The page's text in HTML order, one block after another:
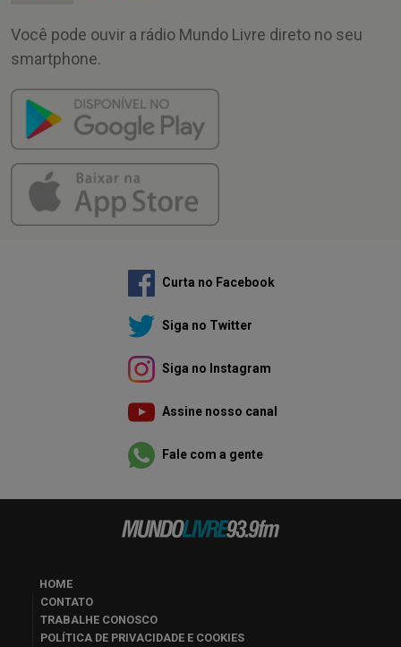
Você pode ouvir a rádio Mundo Livre direto no seu
smartphone.
Curta no Facebook
Siga no Twitter
Siga no Instagram
Assine nosso canal
Fale com a gente
HOME
CONTATO
TRABALHE CONOSCO
POLÍTICA DE PRIVACIDADE E COOKIES